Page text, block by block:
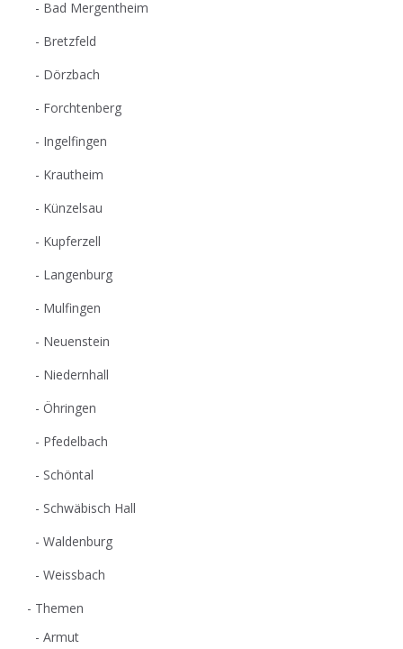
Bad Mergentheim
Bretzfeld
Dörzbach
Forchtenberg
Ingelfingen
Krautheim
Künzelsau
Kupferzell
Langenburg
Mulfingen
Neuenstein
Niedernhall
Öhringen
Pfedelbach
Schöntal
Schwäbisch Hall
Waldenburg
Weissbach
Themen
Armut